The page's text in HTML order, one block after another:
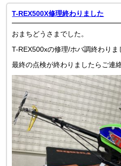
T-REX500X修理終わりました
おまちどうさまでした。
T-REX500xの修理/ホバ調終わりま
最終の点検が終わりましたらご連